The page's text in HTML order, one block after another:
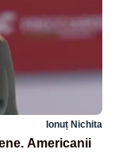
Ionuț Nichita
Americanii